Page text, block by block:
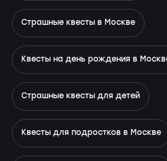
Страшные квесты в Москве
Квесты на день рождения в
Страшные квесты для детей
Квесты для подростков в Москве